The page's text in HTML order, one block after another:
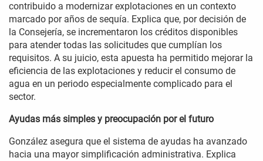
contribuido a modernizar explotaciones en un contexto
marcado por años de sequía. Explica que, por decisión de
la Consejería, se incrementaron los créditos disponibles
para atender todas las solicitudes que cumplían los
requisitos. A su juicio, esta apuesta ha permitido mejorar la
eficiencia de las explotaciones y reducir el consumo de
agua en un periodo especialmente complicado para el
sector.
Ayudas más simples y preocupación por el futuro
González asegura que el sistema de ayudas ha avanzado
hacia una mayor simplificación administrativa. Explica